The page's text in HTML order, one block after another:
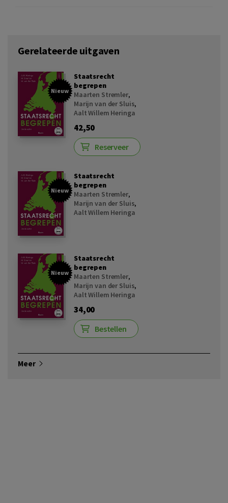
Gerelateerde uitgaven
Nieuw
Staatsrecht
begrepen
Maarten Stremler,
Marijn van der Sluis,
Aalt Willem Heringa
42,50
Reserveer
Nieuw
Staatsrecht
begrepen
Maarten Stremler,
Marijn van der Sluis,
Aalt Willem Heringa
Nieuw
Staatsrecht
begrepen
Maarten Stremler,
Marijn van der Sluis,
Aalt Willem Heringa
34,00
Bestellen
Meer